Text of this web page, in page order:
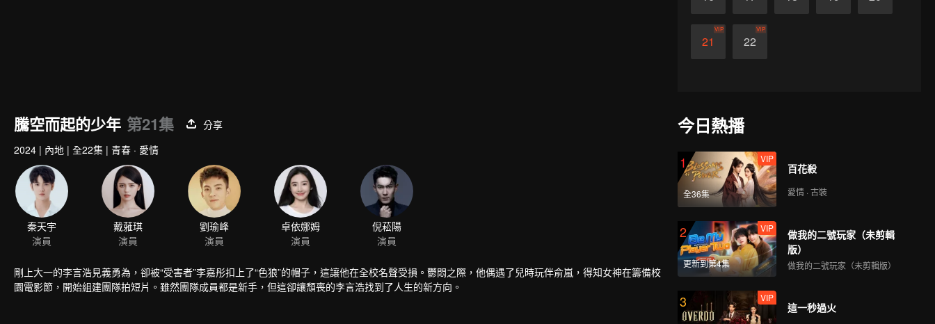
21
VIP
22
VIP
騰空而起的少年 第21集
分享
2024 | 內地 | 全22集 | 青春 · 愛情
秦天宇
演員
戴蕥琪
演員
劉瑜峰
演員
卓依娜姆
演員
倪菘陽
演員
剛上大一的李言浩見義勇為，卻被“受害者”李嘉彤扣上了“色狼”的帽子，這讓他在全校名聲受損。鬱悶之際，他偶遇了兒時玩伴俞嵐，得知女神在籌備校
園電影節，開始組建團隊拍短片。雖然團隊成員都是新手，但這卻讓頹喪的李言浩找到了人生的新方向。
今日熱播
1
全36集
VIP
百花殺
愛情 · 古裝
2
更新到第4集
VIP
做我的二號玩家（未剪輯
版）
做我的二號玩家（未剪輯版）
3 VIP
這一秒過火